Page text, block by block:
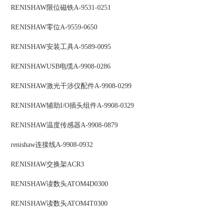
RENISHAW限位磁铁A-9531-0251
RENISHAW零位A-9559-0650
RENISHAW安装工具A-9589-0095
RENISHAWUSB电缆A-9908-0286
RENISHAW激光干涉仪配件A-9908-0299
RENISHAW辅助I/O插头组件A-9908-0329
RENISHAW温度传感器A-9908-0879
renishaw连接线A-9908-0932
RENISHAW交换架ACR3
RENISHAW读数头ATOM4D0300
RENISHAW读数头ATOM4T0300